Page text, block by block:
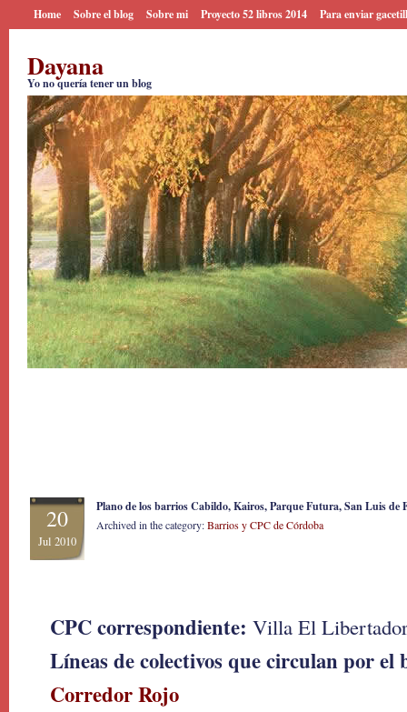
Home Sobre el blog Sobre mi Proyecto 52 libros 2014 Para enviar
Dayana
Yo no quería tener un blog
20
Jul 2010
Plano de los barrios Cabildo, Kairos, Parque Futura, San Luis de
Archived in the category:Barrios y CPC de Córdoba
CPC correspondiente: Villa El
Líneas de colectivos que circulan por el
Corredor Rojo